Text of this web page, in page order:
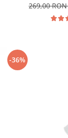
269,00
-36%